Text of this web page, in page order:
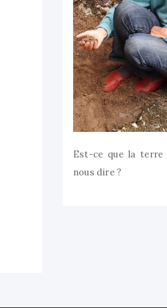
Est-ce que la terre
nous dire ?